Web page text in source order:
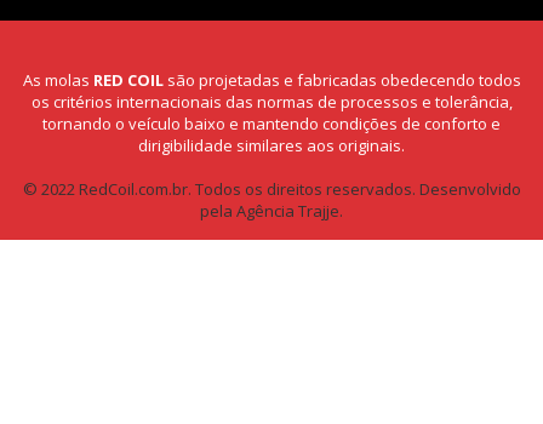
As molas RED COILsão projetadas e fabricadas obedecendo todos
os critérios internacionais das normas de processos e tolerância,
tornando o veículo baixo e mantendo condições de conforto e
dirigibilidade similares aos originais.
© 2022 RedCoil.com.br. Todos os direitos reservados. Desenvolvido
pela Agência Trajje.